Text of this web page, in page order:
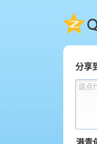
QQ
分享
说点